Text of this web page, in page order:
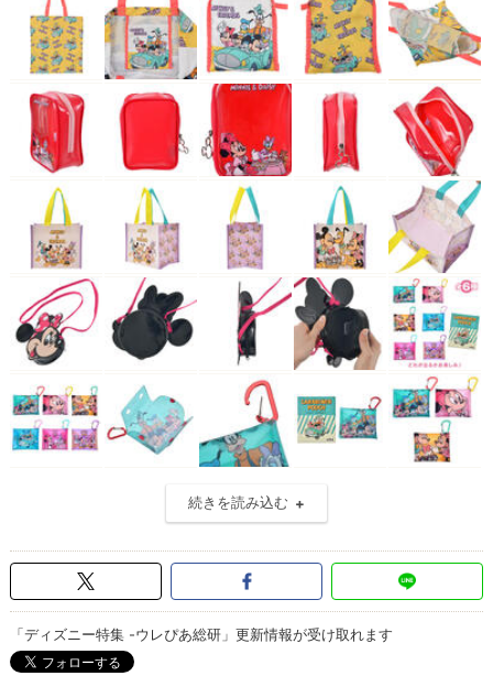
続きを読み込む
「ディズニー特集 -ウレぴあ総研」更新情報が受け取れます